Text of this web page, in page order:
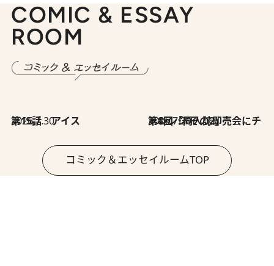
COMIC & ESSAY
ROOM
2026.7.30
第15話 アイス 2026.7.30
第8回「同人誌即売会にチャレンジ その2」
コミック＆エッセイルームTOP